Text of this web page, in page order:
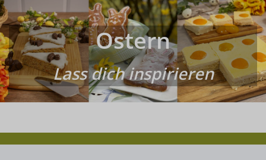
Ostern
Lass dich inspirieren